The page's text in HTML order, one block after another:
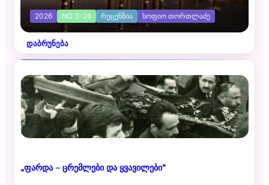
2026 NO 3-26 ᲠᲔᲪᲔᲜᲖᲘᲐ ᲡᲝᲤᲘᲝ ᲗᲝᲠᲗᲚᲐᲫᲔ
დაბრუნება
„ფარდა – ცრემლები და ყვავილები“